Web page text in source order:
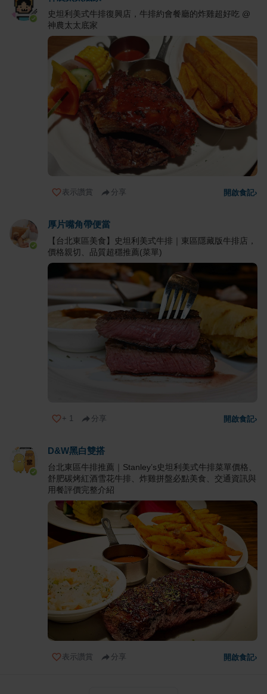
史坦利美式牛排復興店，牛排約會餐廳的炸雞超好吃 @
神農太太底家
表示讚賞 分享 開啟食記›
厚片嘴角帶便當
【台北東區美食】史坦利美式牛排｜東區隱藏版牛排店，
價格親切、品質超穩推薦(菜單)
+ 1 分享 開啟食記›
D&W黑白雙搭
台北東區牛排推薦｜Stanley’s史坦利美式牛排菜單價格、
舒肥碳烤紅酒雪花牛排、炸雞拼盤必點美食、交通資訊與
用餐評價完整介紹
表示讚賞 分享 開啟食記›